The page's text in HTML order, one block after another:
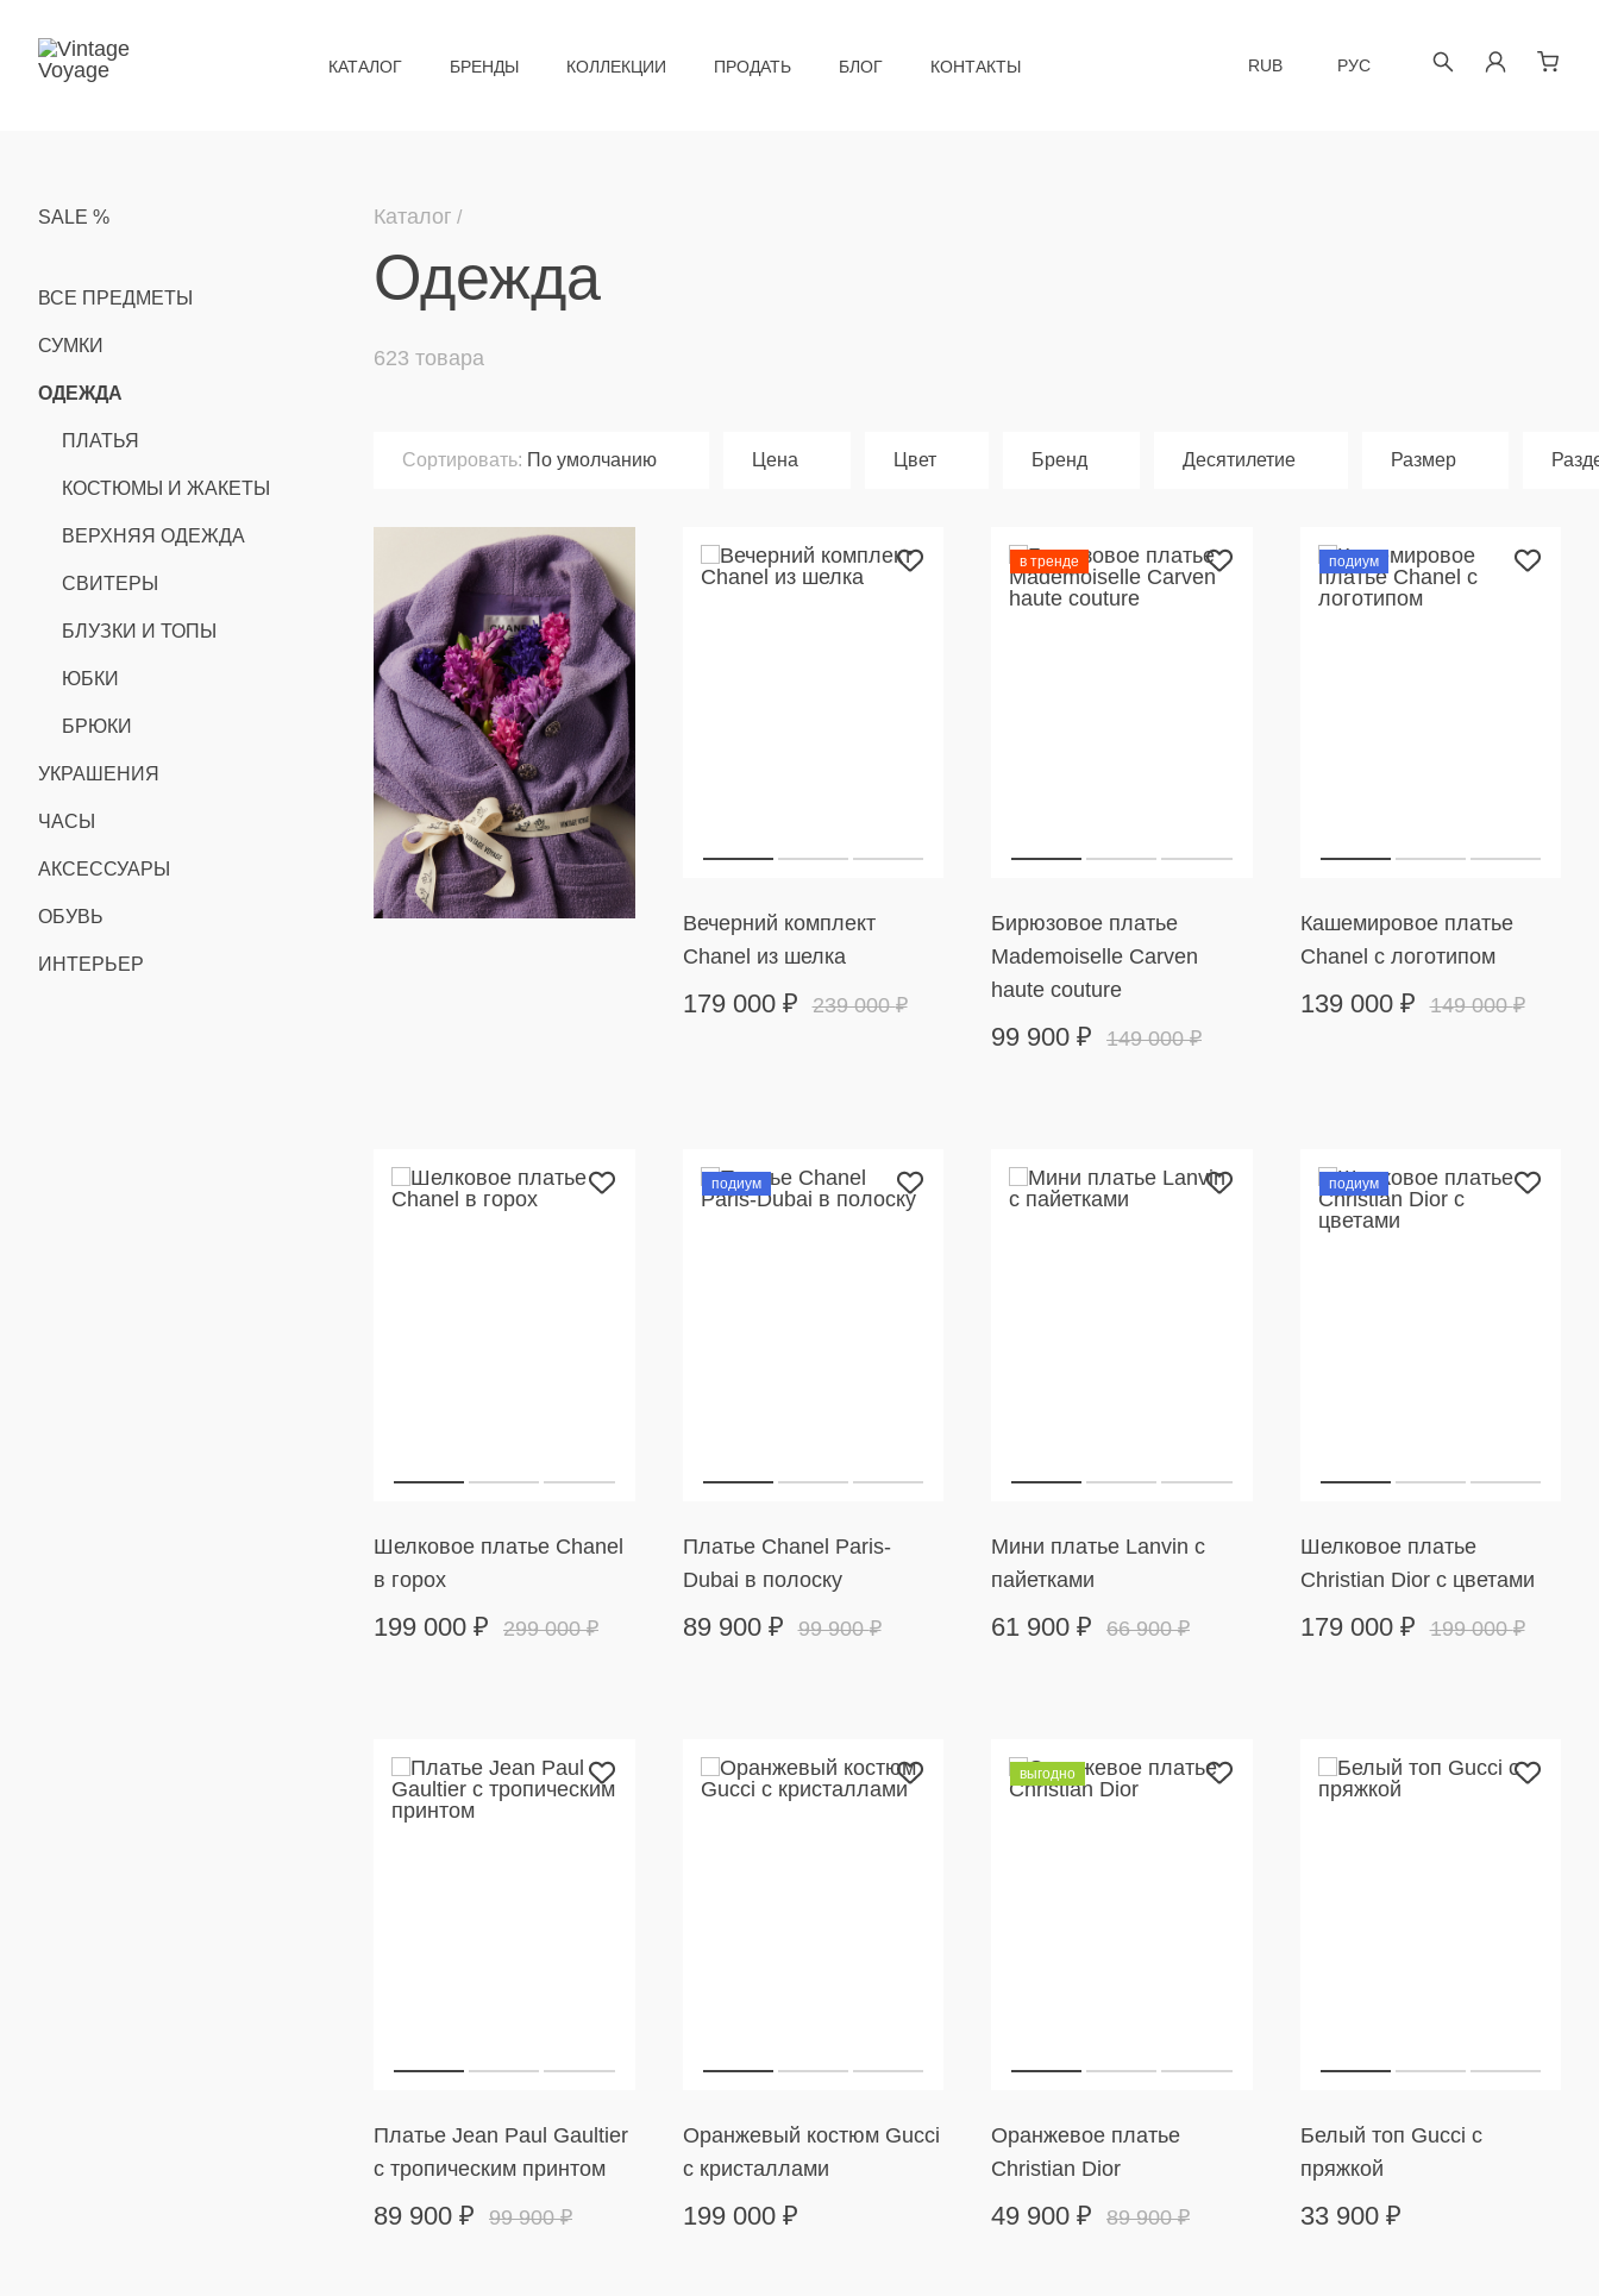
КАТАЛОГ БРЕНДЫ КОЛЛЕКЦИИ ПРОДАТЬ БЛОГ КОНТАКТЫ RUB РУС
SALE %
ВСЕ ПРЕДМЕТЫ
СУМКИ
ОДЕЖДА
ПЛАТЬЯ
КОСТЮМЫ И ЖАКЕТЫ
ВЕРХНЯЯ ОДЕЖДА
СВИТЕРЫ
БЛУЗКИ И ТОПЫ
ЮБКИ
БРЮКИ
УКРАШЕНИЯ
ЧАСЫ
АКСЕССУАРЫ
ОБУВЬ
ИНТЕРЬЕР
Каталог
Одежда
623 товара
Сортировать: По умолчанию Цена Цвет Бренд Десятилетие Размер
Вечерний комплект
Chanel из шелка
179 000 ₽ 239 000₽
в тренде
Бирюзовое платье
Mademoiselle Carven
haute couture
99 900 ₽ 149 000₽
подиум
Кашемировое платье
Chanel с логотипом
139 000 ₽ 149 000₽
Шелковое платье Chanel
в горох
199 000 ₽ 299 000₽
подиум
Платье Chanel Paris-
Dubai в полоску
89 900 ₽ 99 900₽
Мини платье Lanvin с
пайетками
61 900 ₽ 66 900₽
подиум
Шелковое платье
Christian Dior с цветами
179 000 ₽ 199 000₽
Платье Jean Paul Gaultier
с тропическим принтом
89 900 ₽ 99 900₽
Оранжевый костюм Gucci
с кристаллами
199 000 ₽
выгодно
Оранжевое платье
Christian Dior
49 900 ₽ 89 900₽
Белый топ Gucci с
пряжкой
33 900 ₽